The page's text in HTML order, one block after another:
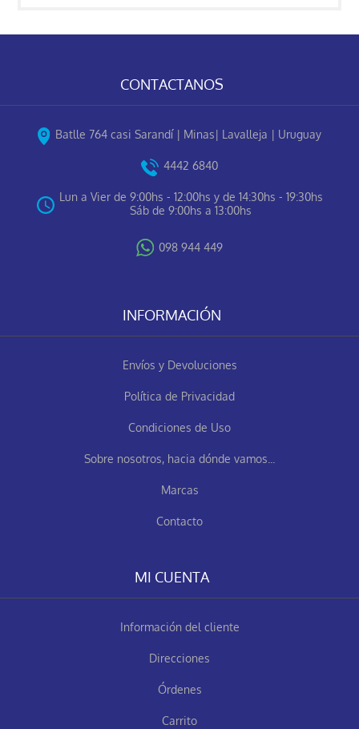
CONTACTANOS
Batlle 764 casi Sarandí | Minas| Lavalleja | Uruguay
4442 6840
Lun a Vier de 9:00hs - 12:00hs y de 14:30hs - 19:30hs
Sáb de 9:00hs a 13:00hs
098 944 449
INFORMACIÓN
Envíos y Devoluciones
Política de Privacidad
Condiciones de Uso
Sobre nosotros, hacia dónde vamos...
Marcas
Contacto
MI CUENTA
Información del cliente
Direcciones
Órdenes
Carrito